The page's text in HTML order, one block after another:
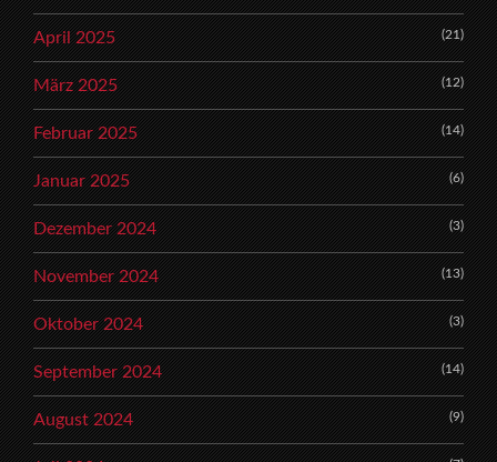
April 2025 (21)
März 2025 (12)
Februar 2025 (14)
Januar 2025 (6)
Dezember 2024 (3)
November 2024 (13)
Oktober 2024 (3)
September 2024 (14)
August 2024 (9)